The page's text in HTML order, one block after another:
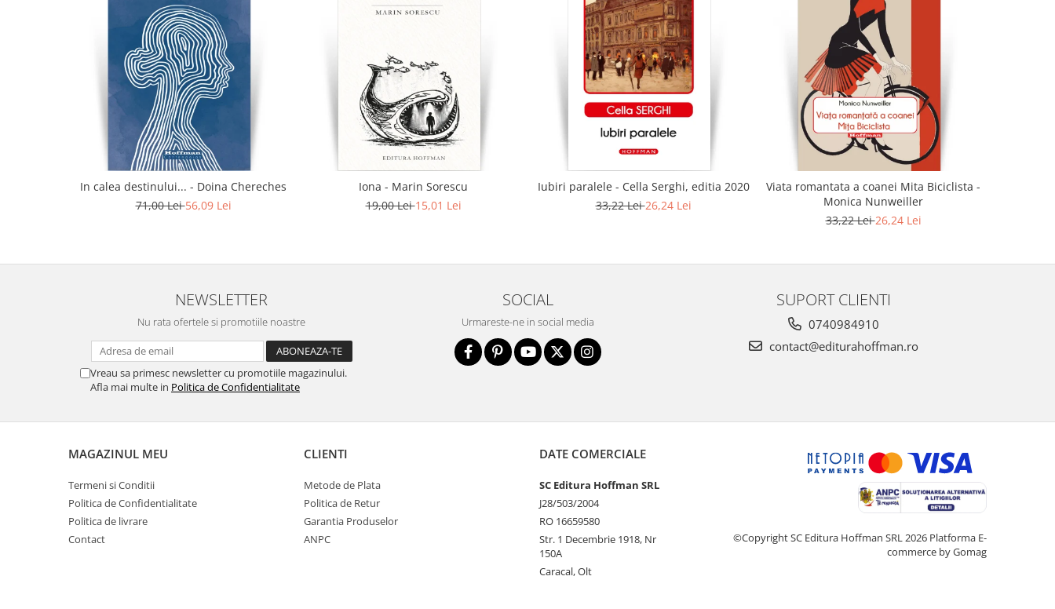
In calea destinului... - Doina Chereches
71,00 Lei56,09 Lei
Iona - Marin Sorescu
19,00 Lei15,01 Lei
Iubiri paralele - Cella Serghi, editia 2020
33,22 Lei26,24 Lei
Viata romantata a coanei Mita Biciclista -
Monica Nunweiller
33,22 Lei26,24 Lei
NEWSLETTER
Nu rata ofertele si promotiile noastre
Vreau sa primesc newsletter cu promotiile magazinului.
Afla mai multe in Politica de Confidentialitate
SOCIAL
Urmareste-ne in social media
SUPORT CLIENTI
0740984910
contact@editurahoffman.ro
MAGAZINUL MEU
Termeni si Conditii
Politica de Confidentialitate
Politica de livrare
Contact
CLIENTI
Metode de Plata
Politica de Retur
Garantia Produselor
ANPC
DATE COMERCIALE
SC Editura Hoffman SRL
J28/503/2004
RO 16659580
Str. 1 Decembrie 1918, Nr
150A
Caracal, Olt
©Copyright SC Editura Hoffman SRL 2026 Platforma E-
commerce by Gomag